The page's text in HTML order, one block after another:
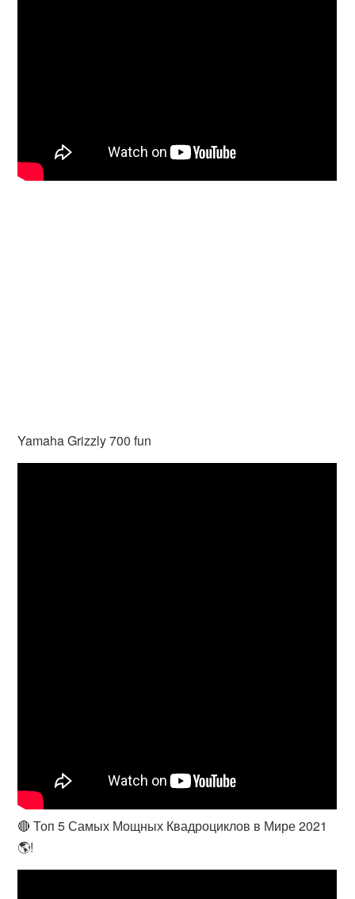
Yamaha Grizzly 700 fun
🔴 Топ 5 Самых Мощных Квадроциклов в Мире 2021
🌎!